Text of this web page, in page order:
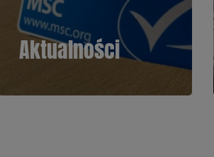
Aktualności